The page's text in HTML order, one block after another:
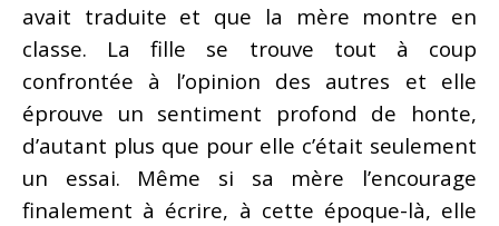
avait traduite et que la mère montre en
classe. La fille se trouve tout à coup
confrontée à l’opinion des autres et elle
éprouve un sentiment profond de honte,
d’autant plus que pour elle c’était seulement
un essai. Même si sa mère l’encourage
finalement à écrire, à cette époque-là, elle